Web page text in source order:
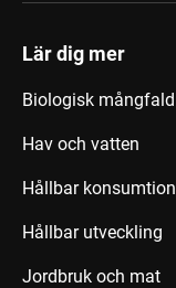
Lär dig mer
Biologisk mångfald
Hav och vatten
Hållbar konsumtion
Hållbar utveckling
Jordbruk och mat